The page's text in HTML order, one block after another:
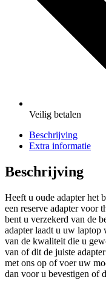
Veilig betalen
Beschrijving
Extra informatie
Beschrijving
Heeft u oude adapter het
een reserve adapter voor
bent u verzekerd van de
adapter laadt u uw laptop
van de kwaliteit die u
van of dit de juiste
met ons op of voer uw
dan voor u bevestigen of